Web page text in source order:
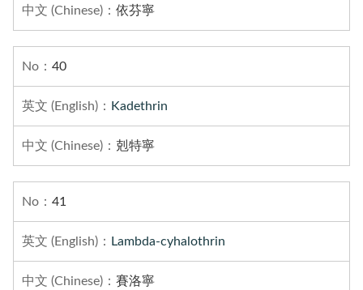
依芬寧
40
Kadethrin
剋特寧
41
Lambda-cyhalothrin
賽洛寧